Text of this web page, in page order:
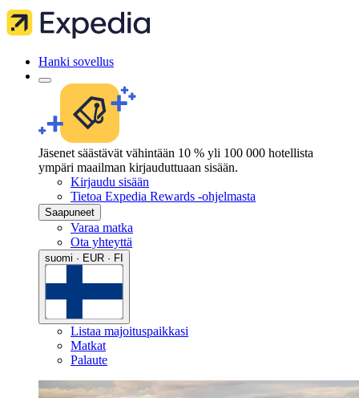
Hanki sovellus
Jäsenet säästävät vähintään 10 % yli 100 000 hotellista
ympäri maailman kirjauduttuaan sisään.
Kirjaudu sisään
Tietoa Expedia Rewards -ohjelmasta
Saapuneet
Varaa matka
Ota yhteyttä
suomi · EUR · FI
Listaa majoituspaikkasi
Matkat
Palaute